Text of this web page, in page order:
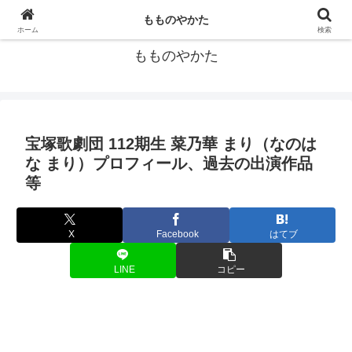
宝塚歌劇団の個人的データ集
もものやかた
宝塚歌劇団 112期生 菜乃華 まり（なのは
な まり）プロフィール、過去の出演作品
等
X Facebook はてブ
LINE コピー
ホーム
もものやかた
検索